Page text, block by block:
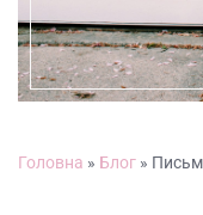
Головна » Блог »